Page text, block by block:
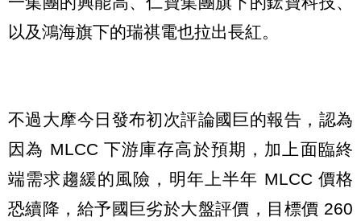
以及鴻海旗下的瑞祺電也拉出長紅。
不過大摩今日發布初次評論國巨的報告，認為
因為 MLCC 下游庫存高於預期，加上面臨終
端需求趨緩的風險，明年上半年 MLCC 價格
恐續降，給予國巨劣於大盤評價，目標價 260